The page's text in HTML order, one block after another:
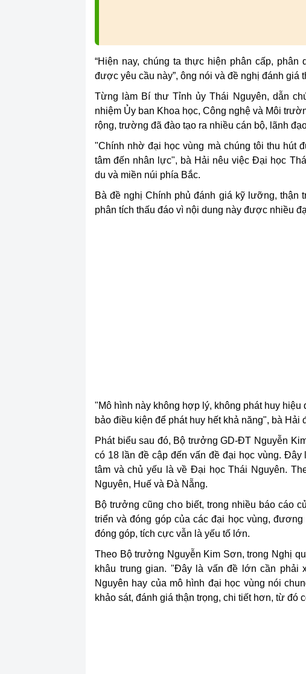
“Hiện nay, chúng ta thực hiện phân cấp,
được yêu cầu này”, ông nói và đề nghị đánh
Từng làm Bí thư Tỉnh ủy Thái Nguyên, dẫn
nhiệm Ủy ban Khoa học, Công nghệ và Môi
rộng, trường đã đào tạo ra nhiều cán bộ, lãnh
"Chính nhờ đại học vùng mà chúng tôi thu hút
tâm đến nhân lực", bà Hải nêu việc Đại học
du và miền núi phía Bắc.
Bà đề nghị Chính phủ đánh giá kỹ lưỡng, thận
phân tích thấu đáo vì nội dung này được nhiều
"Mô hình này không hợp lý, không phát huy
bảo điều kiện để phát huy hết khả năng", bà Hải
Phát biểu sau đó, Bộ trưởng GD-ĐT Nguyễn
có 18 lần đề cập đến vấn đề đại học vùng.
tâm và chủ yếu là về Đại học Thái Nguyên.
Nguyên, Huế và Đà Nẵng.
Bộ trưởng cũng cho biết, trong nhiều báo cáo
triển và đóng góp của các đại học vùng,
đóng góp, tích cực vẫn là yếu tố lớn.
Theo Bộ trưởng Nguyễn Kim Sơn, trong Nghị
khâu trung gian. "Đây là vấn đề lớn cần phải
Nguyên hay của mô hình đại học vùng nói
khảo sát, đánh giá thận trọng, chi tiết hơn, từ đó